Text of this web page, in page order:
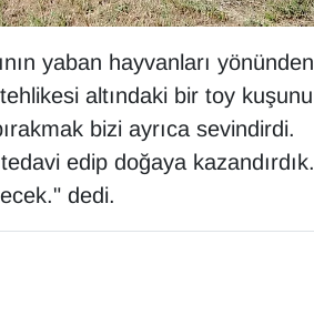
yaban hayvanları yönünden
altındaki bir toy kuşunu
bizi ayrıca sevindirdi.
edip doğaya kazandırdık.
dedi.